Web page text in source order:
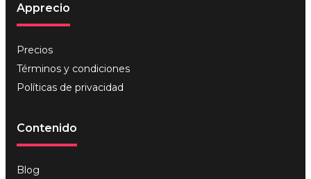
Apprecio
Precios
Términos y condiciones
Políticas de privacidad
Contenido
Blog